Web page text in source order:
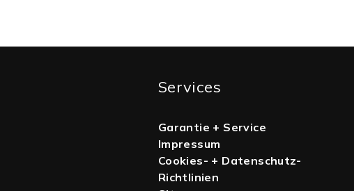
Services
Garantie + Service
Impressum
Cookies- + Datenschutz-
Richtlinien